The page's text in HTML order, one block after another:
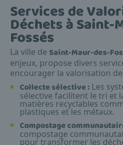
Services de
Déchets à Saint-
Fossés
La ville de Saint-Maur-des-
enjeux, propose divers
encourager la valorisation
Collecte sélective : Les
sélective facilitent le tri et
matières recyclables
plastiques et les métaux.
Compostage
compostage
pour transformer les